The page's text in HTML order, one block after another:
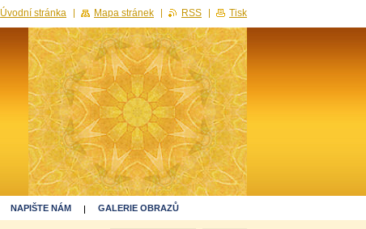
NAPIŠTE NÁM GALERIE OBRAZŮ
Úvodní stránka Mapa stránek RSS Tisk